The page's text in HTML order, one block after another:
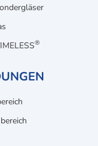
®